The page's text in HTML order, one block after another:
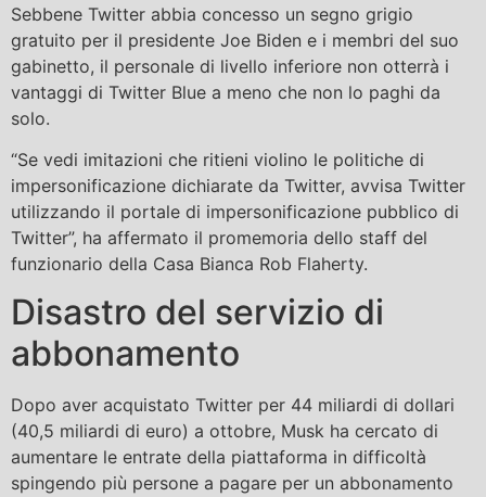
Sebbene Twitter abbia concesso un segno grigio
gratuito per il presidente Joe Biden e i membri del suo
gabinetto, il personale di livello inferiore non otterrà i
vantaggi di Twitter Blue a meno che non lo paghi da
solo.
“Se vedi imitazioni che ritieni violino le politiche di
impersonificazione dichiarate da Twitter, avvisa Twitter
utilizzando il portale di impersonificazione pubblico di
Twitter”, ha affermato il promemoria dello staff del
funzionario della Casa Bianca Rob Flaherty.
Disastro del servizio di
abbonamento
Dopo aver acquistato Twitter per 44 miliardi di dollari
(40,5 miliardi di euro) a ottobre, Musk ha cercato di
aumentare le entrate della piattaforma in difficoltà
spingendo più persone a pagare per un abbonamento